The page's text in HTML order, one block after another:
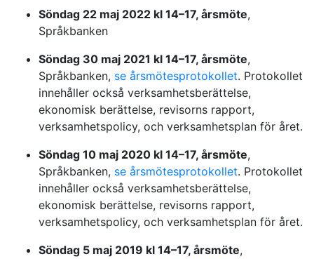
Söndag 22 maj 2022 kl 14–17, årsmöte,
Språkbanken
Söndag 30 maj 2021 kl 14–17, årsmöte,
Språkbanken, se årsmötesprotokollet. Protokollet
innehåller också verksamhetsberättelse,
ekonomisk berättelse, revisorns rapport,
verksamhetspolicy, och verksamhetsplan för året.
Söndag 10 maj 2020 kl 14–17, årsmöte,
Språkbanken, se årsmötesprotokollet. Protokollet
innehåller också verksamhetsberättelse,
ekonomisk berättelse, revisorns rapport,
verksamhetspolicy, och verksamhetsplan för året.
Söndag 5 maj 2019 kl 14–17, årsmöte,